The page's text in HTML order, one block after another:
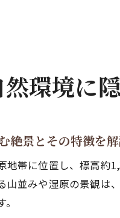
環境に
絶景とその特徴を
地帯に位置し、標高約
山並みや湿原の景観は